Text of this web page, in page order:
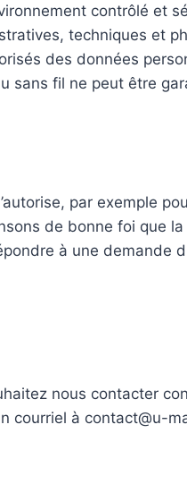
contrôlé et
techniques et
des données
sans fil ne peut être
par exemple
de bonne foi que
à une demande
nous contacter
courriel à contact@u-